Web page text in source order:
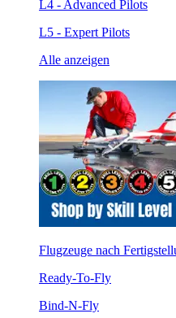
L4 - Advanced Pilots
L5 - Expert Pilots
Alle anzeigen
Flugzeuge nach
Ready-To-Fly
Bind-N-Fly